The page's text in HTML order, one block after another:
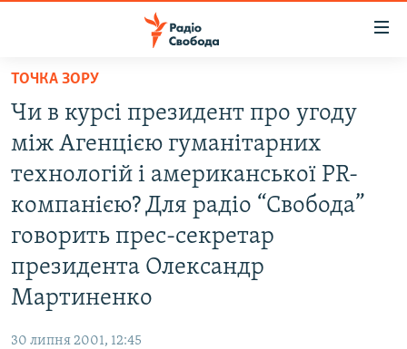
Перейти
основного
матеріалу
до
основної
навігації
Перейти
до
пошуку
ВСЕ ЗА ДОБУ
СУСПІЛЬСТВО
КУЛЬТУРА
РОСІЙСЬКА «ФІЛЬТРАЦІЯ»
ДОНБАС.РЕАЛІЇ
КРИМ.РЕАЛІЇ
ТОЧКА ЗОРУ
Чи в курсі президент про угоду
між Агенцією гуманітарних
технологій і американської PR-
компанією? Для радіо “Свобода”
говорить прес-секретар
президента Олександр
Мартиненко
30 липня 2001, 12:45